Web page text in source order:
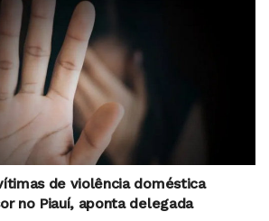
de violência doméstica
no Piauí, aponta delegada